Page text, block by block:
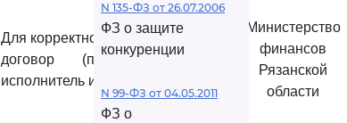
Для корректного ответа необходим
договор (предмет договора,
исполнитель и т.д.).
Министерство
финансов
Рязанской
области
N 135-ФЗ от 26.07.2006
ФЗ о защите
конкуренции
N 99-ФЗ от 04.05.2011
ФЗ о